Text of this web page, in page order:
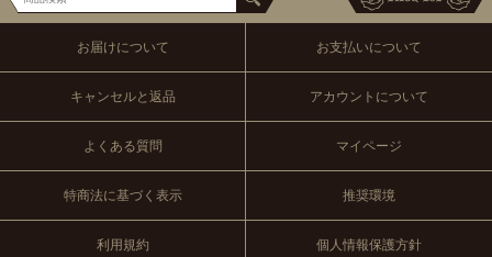
お届けについて お支払いについて
キャンセルと返品 アカウントについて
よくある質問 マイページ
特商法に基づく表示 推奨環境
利用規約 個人情報保護方針